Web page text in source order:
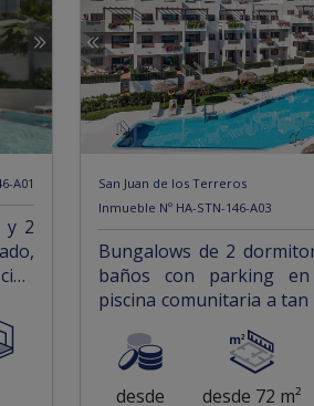
A01
y 2
San Juan de los Terreros
Inmueble Nº HA-STN-146-A03
Bungalows de 2
baños con parking
piscina comunitaria a tan
desde desde 72 m²